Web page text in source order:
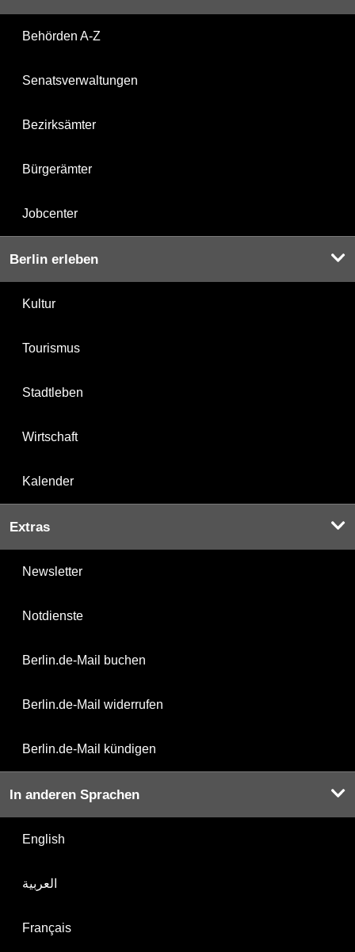
Behörden A-Z
Senatsverwaltungen
Bezirksämter
Bürgerämter
Jobcenter
Berlin erleben
Kultur
Tourismus
Stadtleben
Wirtschaft
Kalender
Extras
Newsletter
Notdienste
Berlin.de-Mail buchen
Berlin.de-Mail widerrufen
Berlin.de-Mail kündigen
In anderen Sprachen
English
العربية
Français